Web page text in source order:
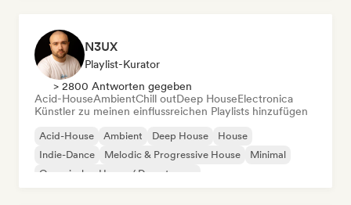
N3UX
Playlist-Kurator
> 2800 Antworten gegeben
Acid-HouseAmbientChill outDeep HouseElectronica
Künstler zu meinen einflussreichen Playlists hinzufügen
Acid-House Ambient Deep House
House
Indie-Dance
Melodic & Progressive House
Minimal
Organischer House / Downtempo